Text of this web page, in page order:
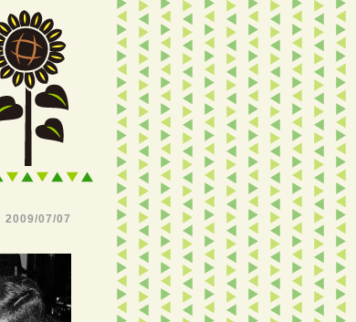
2009/07/07